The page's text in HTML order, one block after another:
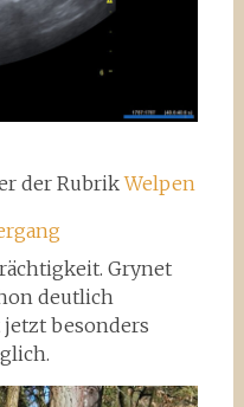
der RubrikWelpen
Grynet
deutlich
besonders